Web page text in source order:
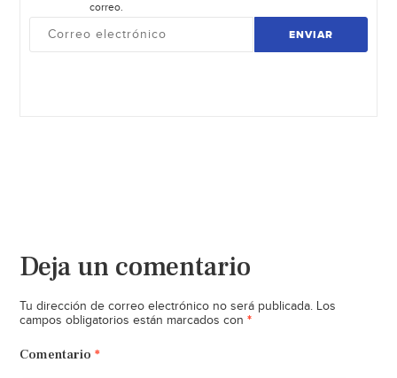
correo.
ENVIAR
Deja un comentario
Tu dirección de correo electrónico no será publicada. Los
campos obligatorios están marcados con *
Comentario *